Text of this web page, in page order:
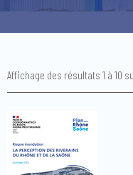
Affichage des résultats 1 à 10